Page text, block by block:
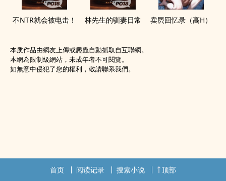
不NTR就会被电击！ 林先生的驯妻日常 卖屄回忆录（‎‍高‍‌H‍）
本质作品由網友上傳或爬蟲自動抓取自互聯網。
本網為限制級網站，未成年者不可閱覽。
如無意中侵犯了您的權利，敬請聯系我們。
首页 阅读记录 搜索小说 顶部